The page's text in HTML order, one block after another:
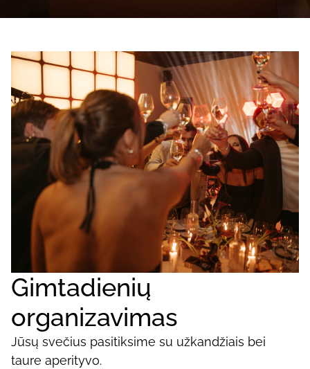
Gimtadienių
organizavimas
Jūsų svečius pasitiksime su užkandžiais bei
taure aperityvo.